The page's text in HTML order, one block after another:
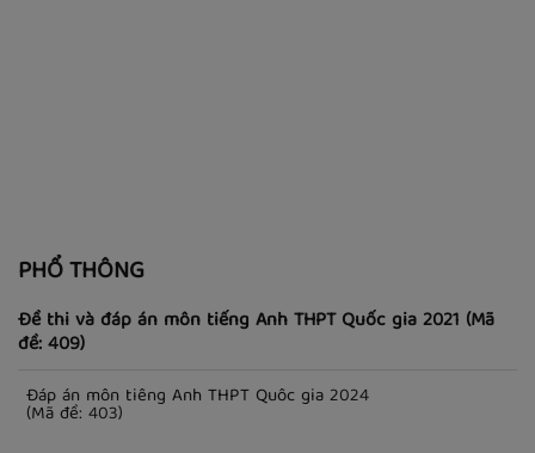
PHỔ THÔNG
Đề thi và đáp án môn tiếng Anh THPT Quốc gia 2021 (Mã
đề: 409)
Đáp án môn tiếng Anh THPT Quốc gia 2024
(Mã đề: 403)